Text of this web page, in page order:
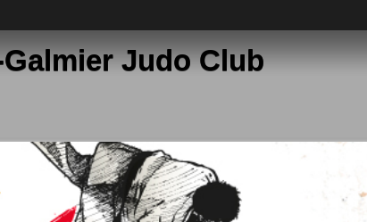
Judo Club